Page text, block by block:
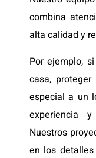
combina
alta calidad y
Por ejemplo,
casa,
especial a un
experiencia
Nuestros
en los